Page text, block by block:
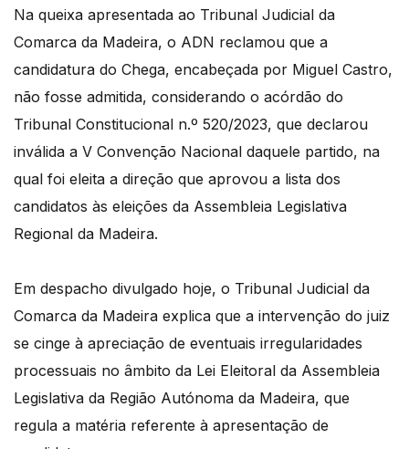
Na queixa apresentada ao Tribunal Judicial da
Comarca da Madeira, o ADN reclamou que a
candidatura do Chega, encabeçada por Miguel Castro,
não fosse admitida, considerando o acórdão do
Tribunal Constitucional n.º 520/2023, que declarou
inválida a V Convenção Nacional daquele partido, na
qual foi eleita a direção que aprovou a lista dos
candidatos às eleições da Assembleia Legislativa
Regional da Madeira.
Em despacho divulgado hoje, o Tribunal Judicial da
Comarca da Madeira explica que a intervenção do juiz
se cinge à apreciação de eventuais irregularidades
processuais no âmbito da Lei Eleitoral da Assembleia
Legislativa da Região Autónoma da Madeira, que
regula a matéria referente à apresentação de